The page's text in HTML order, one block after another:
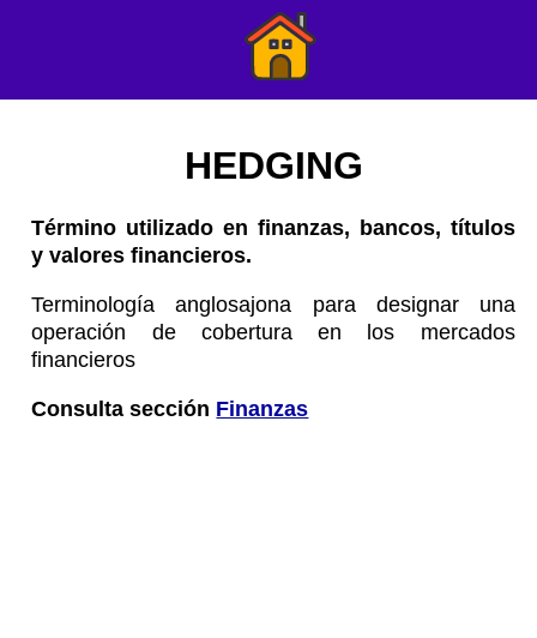
HEDGING
Término utilizado en finanzas, bancos, títulos
y valores financieros.
Terminología anglosajona para designar una
operación de cobertura en los mercados
financieros
Consulta sección Finanzas